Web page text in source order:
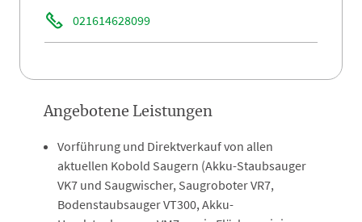
021614628099
Angebotene Leistungen
Vorführung und Direktverkauf von allen
aktuellen Kobold Saugern (Akku-Staubsauger
VK7 und Saugwischer, Saugroboter VR7,
Bodenstaubsauger VT300, Akku-